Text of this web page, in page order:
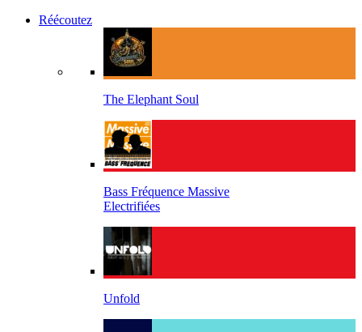
Réécoutez
The Elephant Soul
Bass Fréquence Massive
Electrifiées
Unfold